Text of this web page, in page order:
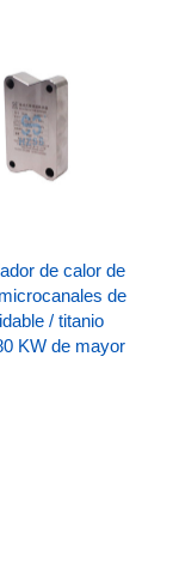
de calor de
de
/ titanio
KW de mayor